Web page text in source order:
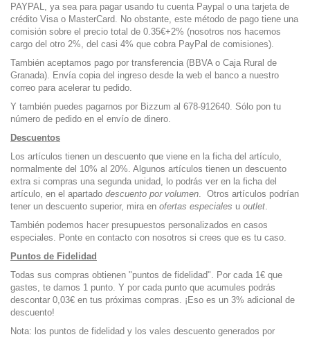
PAYPAL, ya sea para pagar usando tu cuenta Paypal o una tarjeta de
crédito Visa o MasterCard. No obstante, este método de pago tiene una
comisión sobre el precio total de 0.35€+2% (nosotros nos hacemos
cargo del otro 2%, del casi 4% que cobra PayPal de comisiones).
También aceptamos pago por transferencia (BBVA o Caja Rural de
Granada). Envía copia del ingreso desde la web el banco a nuestro
correo para acelerar tu pedido.
Y también puedes pagarnos por Bizzum al 678-912640. Sólo pon tu
número de pedido en el envío de dinero.
Descuentos
Los artículos tienen un descuento que viene en la ficha del artículo,
normalmente del 10% al 20%. Algunos artículos tienen un descuento
extra si compras una segunda unidad, lo podrás ver en la ficha del
artículo, en el apartado descuento por volumen . Otros artículos podrían
tener un descuento superior, mira en ofertas especiales u outlet
También podemos hacer presupuestos personalizados en casos
especiales. Ponte en contacto con nosotros si crees que es tu caso.
Puntos de Fidelidad
Todas sus compras obtienen "puntos de fidelidad". Por cada 1€ que
gastes, te damos 1 punto. Y por cada punto que acumules podrás
descontar 0,03€ en tus próximas compras. ¡Eso es un 3% adicional de
descuento!
Nota: los puntos de fidelidad y los vales descuento generados por